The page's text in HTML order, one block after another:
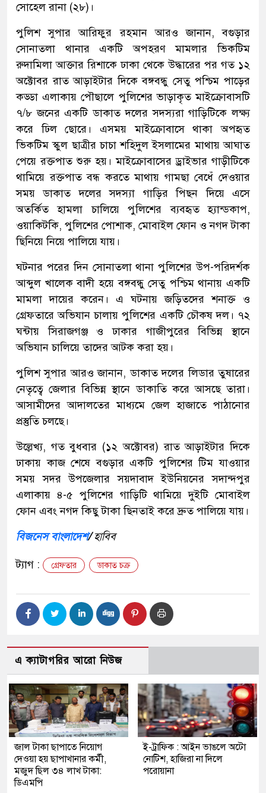
সোহেল রানা (২৮)।
পুলিশ সুপার আরিফুর রহমান আরও জানান, বগুড়ার
সোনাতলা থানার একটি অপহরণ মামলার ভিকটিম
রুদামিলা আক্তার রিশাকে ঢাকা থেকে উদ্ধারের পর গত ১২
অক্টোবর রাত আড়াইটার দিকে বঙ্গবন্ধু সেতু পশ্চিম পাড়ের
কড্ডা এলাকায় পৌছালে পুলিশের ভাড়াকৃত মাইক্রোবাসটি
৭/৮ জনের একটি ডাকাত দলের সদস্যরা গাড়িটিকে লক্ষ্য
করে ঢিল ছোরে। এসময় মাইক্রোবাসে থাকা অপহৃত
ভিকটিম স্কুল ছাত্রীর চাচা শহিদুল ইসলামের মাথায় আঘাত
পেয়ে রক্তপাত শুরু হয়। মাইক্রোবাসের ড্রাইভার গাড়ীটিকে
থামিয়ে রক্তপাত বন্ধ করতে মাথায় গামছা বেধেঁ দেওয়ার
সময় ডাকাত দলের সদস্যা গাড়ির পিছন দিয়ে এসে
অতর্কিত হামলা চালিয়ে পুলিশের ব্যবহৃত হ্যান্ডকাপ,
ওয়াকিটকি, পুলিশের পোশাক, মোবাইল ফোন ও নগদ টাকা
ছিনিয়ে নিয়ে পালিয়ে যায়।
ঘটনার পরের দিন সোনাতলা থানা পুলিশের উপ-পরিদর্শক
আব্দুল খালেক বাদী হয়ে বঙ্গবন্ধু সেতু পশ্চিম থানায় একটি
মামলা দায়ের করেন। এ ঘটনায় জড়িতদের শনাক্ত ও
গ্রেফতারে অভিযান চালায় পুলিশের একটি চৌকষ দল। ৭২
ঘন্টায় সিরাজগঞ্জ ও ঢাকার গাজীপুরের বিভিন্ন স্থানে
অভিযান চালিয়ে তাদের আটক করা হয়।
পুলিশ সুপার আরও জানান, ডাকাত দলের লিডার তুষারের
নেতৃত্বে জেলার বিভিন্ন স্থানে ডাকাতি করে আসছে তারা।
আসামীদের আদালতের মাধ্যমে জেল হাজাতে পাঠানোর
প্রস্তুতি চলছে।
উল্লেখ্য, গত বুধবার (১২ অক্টোবর) রাত আড়াইটার দিকে
ঢাকায় কাজ শেষে বগুড়ার একটি পুলিশের টিম যাওয়ার
সময় সদর উপজেলার সয়দাবাদ ইউনিয়নের সদান্দপুর
এলাকায় ৪-৫ পুলিশের গাড়িটি থামিয়ে দুইটি মোবাইল
ফোন এবং নগদ কিছু টাকা ছিনতাই করে দ্রুত পালিয়ে যায়।
বিজনেস বাংলাদেশ/হাবিব
ট্যাগ : গ্রেফতার ডাকাত চক্র
এ ক্যাটাগরির আরো নিউজ
জাল টাকা ছাপাতে নিয়োগ
দেওয়া হয় ছাপাখানার কর্মী,
মজুদ ছিল ৩৪ লাখ টাকা:
ডিএমপি
ই-ট্রাফিক : আইন ভাঙলে অটো
নোটিশ, হাজিরা না দিলে
পরোয়ানা